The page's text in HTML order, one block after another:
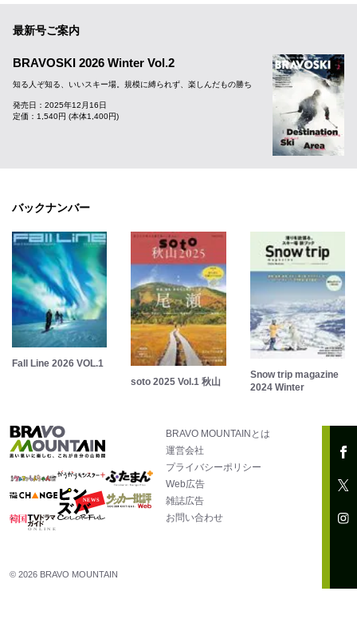
最新号ご案内
BRAVOSKI 2026 Winter Vol.2
知る人ぞ知る、いいスキー場。規模に縛られず、楽しんだもの勝ち
発売日：2025年12月16日
定価：1,540円 (本体1,400円)
バックナンバー
Fall Line 2026 VOL.1
soto 2025 Vol.1 秋山
Snow trip magazine
2024 Winter
BRAVO MOUNTAINとは
運営会社
プライバシーポリシー
Web広告
雑誌広告
お問い合わせ
© 2026 BRAVO MOUNTAIN